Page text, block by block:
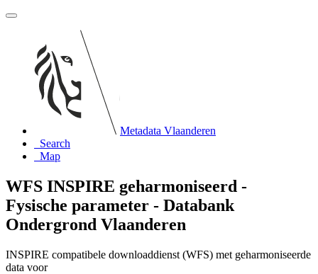
Metadata Vlaanderen
Search
Map
WFS INSPIRE geharmoniseerd -
Fysische parameter - Databank
Ondergrond Vlaanderen
INSPIRE compatibele downloaddienst (WFS) met geharmoniseerde
data voor